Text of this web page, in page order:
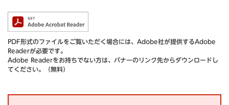
PDF形式のファイルをご覧いただく場合には、Adobe社が提供するAdobe
Readerが必要です。
Adobe Readerをお持ちでない方は、バナーのリンク先からダウンロードし
てください。（無料）